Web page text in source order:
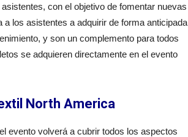
con el objetivo de fomentar nuevas
los asistentes a adquirir de forma anticipada
y son un complemento para todos
se adquieren directamente en el evento
North America
evento volverá a cubrir todos los aspectos